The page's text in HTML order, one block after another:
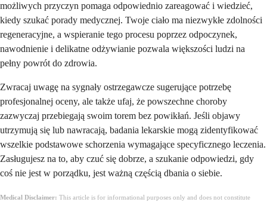
możliwych przyczyn pomaga odpowiednio zareagować i wiedzieć,
kiedy szukać porady medycznej. Twoje ciało ma niezwykłe zdolności
regeneracyjne, a wspieranie tego procesu poprzez odpoczynek,
nawodnienie i delikatne odżywianie pozwala większości ludzi na
pełny powrót do zdrowia.
Zwracaj uwagę na sygnały ostrzegawcze sugerujące potrzebę
profesjonalnej oceny, ale także ufaj, że powszechne choroby
zazwyczaj przebiegają swoim torem bez powikłań. Jeśli objawy
utrzymują się lub nawracają, badania lekarskie mogą zidentyfikować
wszelkie podstawowe schorzenia wymagające specyficznego leczenia.
Zasługujesz na to, aby czuć się dobrze, a szukanie odpowiedzi, gdy
coś nie jest w porządku, jest ważną częścią dbania o siebie.
Medical Disclaimer: This article is for informational purposes only and does not constitute